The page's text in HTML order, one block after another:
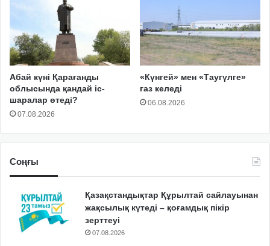
Абай күні Қарағанды
облысында қандай іс-
шаралар өтеді?
07.08.2026
«Күнгей» мен «Таугүлге»
газ келеді
06.08.2026
Соңғы
Қазақстандықтар Құрылтай сайлауынан
жақсылық күтеді – қоғамдық пікір
зерттеуі
07.08.2026